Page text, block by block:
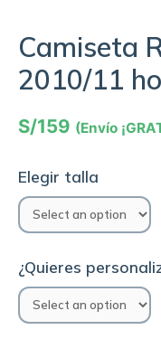
Camiseta
2010/11
S/159 (Envío
Elegir talla
¿Quieres